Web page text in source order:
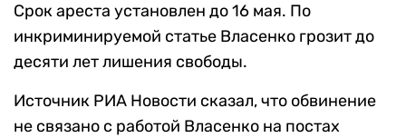
Срок ареста установлен до 16 мая. По
инкриминируемой статье Власенко грозит до
десяти лет лишения свободы.
Источник РИА Новости сказал, что обвинение
не связано с работой Власенко на постах